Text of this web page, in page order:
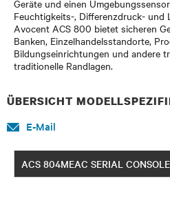
Geräte und einen
Feuchtigkeits-, Differenzdruck- und
Avocent ACS 800 bietet sicheren
Banken, Einzelhandelsstandorte,
Bildungseinrichtungen und andere
traditionelle Randlagen.
ÜBERSICHT
E-Mail
ACS 804MEAC SERIAL CONSOLE